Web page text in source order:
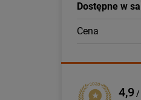
Dostępne w
Cena
4,9 /